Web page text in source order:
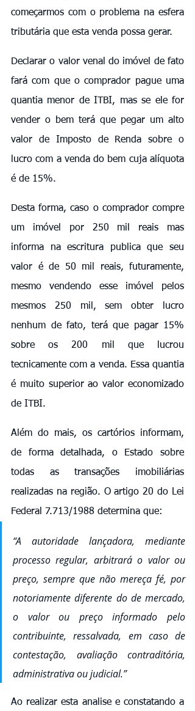
começarmos com o problema na esfera
tributária que esta venda possa gerar.
Declarar o valor venal do imóvel de fato
fará com que o comprador pague uma
quantia menor de ITBI, mas se ele for
vender o bem terá que pegar um alto
valor de Imposto de Renda sobre o
lucro com a venda do bem cuja alíquota
é de 15%.
Desta forma, caso o comprador compre
um imóvel por 250 mil reais mas
informa na escritura publica que seu
valor é de 50 mil reais, futuramente,
mesmo vendendo esse imóvel pelos
mesmos 250 mil, sem obter lucro
nenhum de fato, terá que pagar 15%
sobre os 200 mil que lucrou
tecnicamente com a venda. Essa quantia
é muito superior ao valor economizado
de ITBI.
Além do mais, os cartórios informam,
de forma detalhada, o Estado sobre
todas as transações imobiliárias
realizadas na região. O artigo 20 do Lei
Federal 7.713/1988 determina que:
“A autoridade lançadora, mediante
processo regular, arbitrará o valor ou
preço, sempre que não mereça fé, por
notoriamente diferente do de mercado,
o valor ou preço informado pelo
contribuinte, ressalvada, em caso de
contestação, avaliação contraditória,
administrativa ou judicial.”
Ao realizar esta analise e constatando a